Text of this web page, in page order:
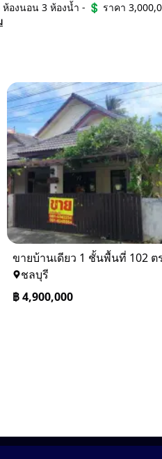
องนอน 3 ห้องน้ำ - 💲 ราคา
ชลบุรี
฿4,900,000